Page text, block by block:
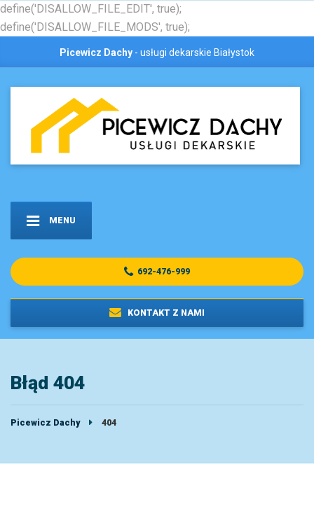
define('DISALLOW_FILE_EDIT', true);
define('DISALLOW_FILE_MODS', true);
Picewicz Dachy - usługi dekarskie Białystok
MENU
KONTAKT Z NAMI
692-476-999
Błąd 404
Picewicz Dachy 404